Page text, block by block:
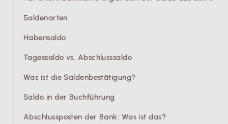
Saldenarten
Habensaldo
Tagessaldo vs. Abschlusssaldo
Was ist die Saldenbestätigung?
Saldo in der Buchführung
Abschlussposten der Bank: Was ist das?